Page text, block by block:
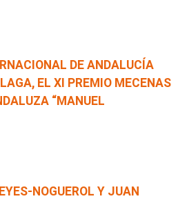
DE ANDALUCÍA
EL XI PREMIO MECENAS
“MANUEL
NOGUEROL Y JUAN